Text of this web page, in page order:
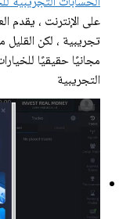
على الإنترنت ، يقدم
تجريبية ، لكن
مجانيًا حقيقيًا
التجريبية